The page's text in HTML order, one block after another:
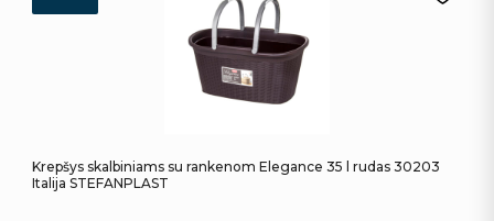
Krepšys skalbiniams su rankenom Elegance 35 l rudas 30203
Italija STEFANPLAST